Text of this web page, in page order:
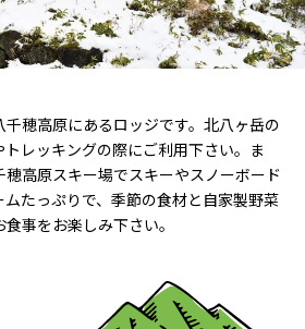
穂高原にあるロッジです。北八ヶ岳の
レッキングの際にご利用下さい。ま
高原スキー場でスキーやスノーボード
たっぷりで、季節の食材と自家製野菜
事をお楽しみ下さい。